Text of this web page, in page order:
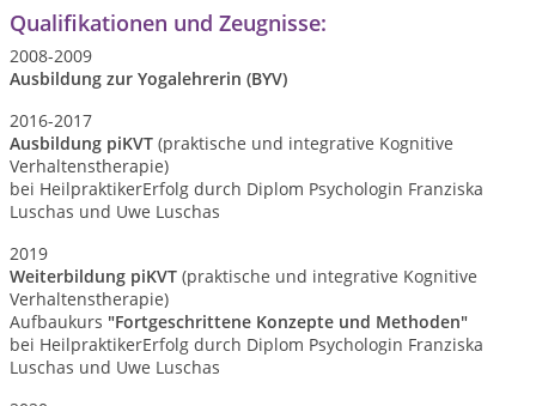
Qualifikationen und Zeugnisse:
2008-2009
Ausbildung zur Yogalehrerin (BYV)
2016-2017
Ausbildung piKVT (praktische und integrative Kognitive
Verhaltenstherapie)
bei HeilpraktikerErfolg durch Diplom Psychologin Franziska
Luschas und Uwe Luschas
2019
Weiterbildung piKVT (praktische und integrative Kognitive
Verhaltenstherapie)
Aufbaukurs "Fortgeschrittene Konzepte und Methoden"
bei HeilpraktikerErfolg durch Diplom Psychologin Franziska
Luschas und Uwe Luschas